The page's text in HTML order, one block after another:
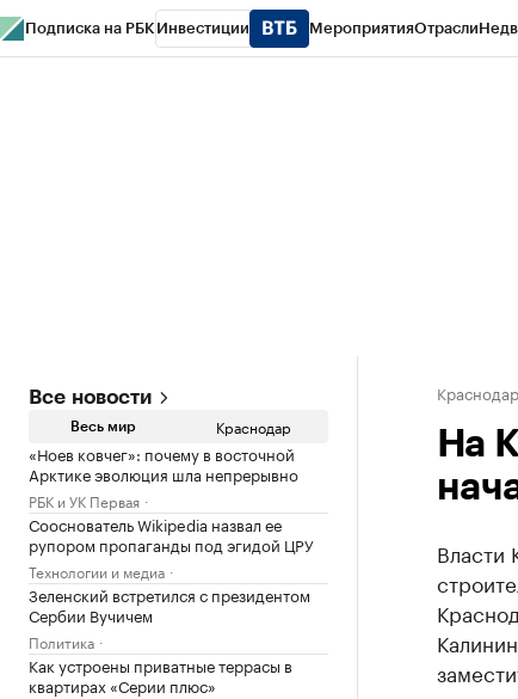
Подписка на РБК Инвестиции МероприятияОтрасли
Все новости
Весь мир Краснодар
«Ноев ковчег»: почему в восточной
Арктике эволюция шла непрерывно
РБК и УК Первая
Сооснователь Wikipedia назвал ее
рупором пропаганды под эгидой ЦРУ
Технологии и медиа
Зеленский встретился с президентом
Сербии Вучичем
Политика
Как устроены приватные террасы в
квартирах «Серии плюс»
На
Власти